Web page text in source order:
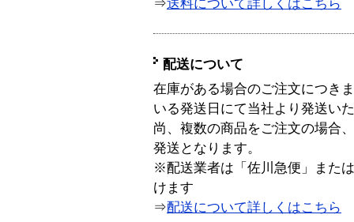
⇒送料について詳しくはこちら
配送について
在庫がある場合のご注文につき
いる発送日にて当社より発送い
尚、複数の商品をご注文の場合
発送となります。
※配送業者は「佐川急便」また
けます
⇒配送について詳しくはこちら